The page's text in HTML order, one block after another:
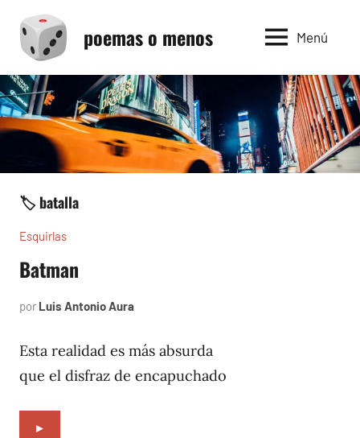
contenido
poemas o menos Menú
🏷️ batalla
Esquirlas
Batman
por Luis Antonio Aura
2023
Esta realidad es más absurda
que el disfraz de encapuchado
►